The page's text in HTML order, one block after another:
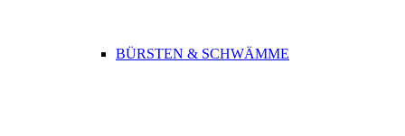
BÜRSTEN & SCHWÄMME